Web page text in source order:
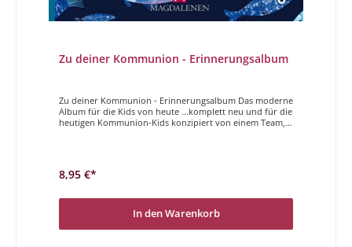
Zu deiner Kommunion - Erinnerungsalbum
Zu deiner Kommunion - Erinnerungsalbum Das moderne
Album für die Kids von heute ...komplett neu und für die
heutigen Kommunion-Kids konzipiert von einem Team,
Texte, Gebete und Segenswünsche runden das Album ab
diesen großen Tag.
8,95 €*
In den Warenkorb